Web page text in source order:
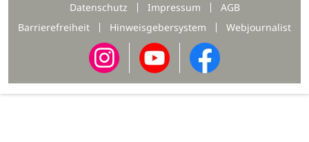
Datenschutz
Impressum
AGB
Barrierefreiheit
Hinweisgebersystem Webjournalist